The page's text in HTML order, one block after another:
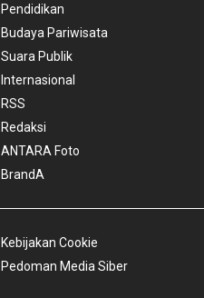
Pendidikan
Budaya Pariwisata
Suara Publik
Internasional
RSS
Redaksi
ANTARA Foto
BrandA
Kebijakan Cookie
Pedoman Media Siber